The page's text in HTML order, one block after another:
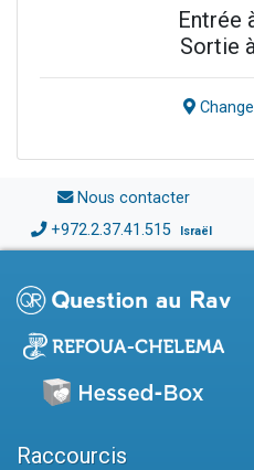
Entrée
Sortie
Nous contacter
+972.2.37.41.515 Israël
Raccourcis